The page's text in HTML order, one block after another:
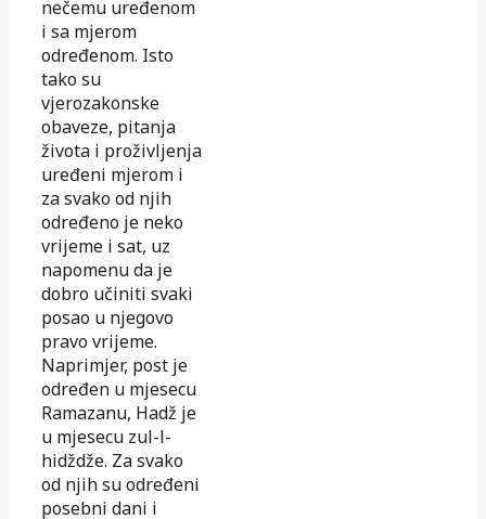
nečemu uređenom
i sa mjerom
određenom. Isto
tako su
vjerozakonske
obaveze, pitanja
života i proživljenja
uređeni mjerom i
za svako od njih
određeno je neko
vrijeme i sat, uz
napomenu da je
dobro učiniti svaki
posao u njegovo
pravo vrijeme.
Naprimjer, post je
određen u mjesecu
Ramazanu, Hadž je
u mjesecu zul-l-
hidždže. Za svako
od njih su određeni
posebni dani i